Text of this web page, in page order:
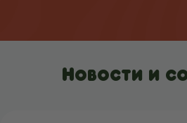
Новости и